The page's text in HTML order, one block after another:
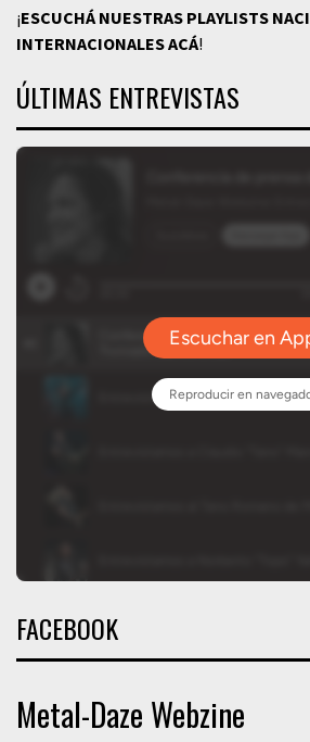
¡ESCUCHÁ NUESTRAS PLAYLISTS
INTERNACIONALESACÁ!
ÚLTIMAS ENTREVISTAS
FACEBOOK
Metal-Daze Webzine